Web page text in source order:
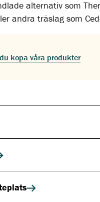
alternativ som
andra träslag som
köpa våra produkter